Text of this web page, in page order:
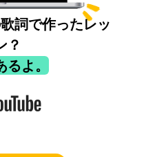
詞で作ったレッ
？
るよ。